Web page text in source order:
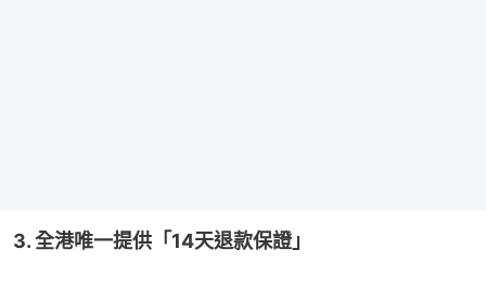
3. 全港唯一提供「14天退款保證」